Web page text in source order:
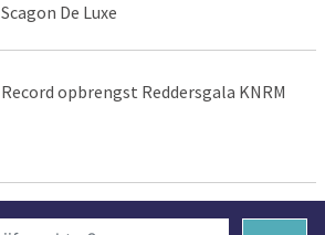
Scagon De Luxe
Record opbrengst Reddersgala KNRM